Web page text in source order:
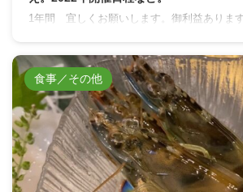
1年間 宜しくお願いします。御利益あります
食事／その他